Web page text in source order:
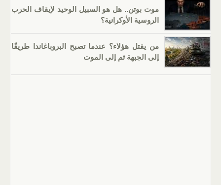
موت بوتن.. هل هو السبيل الوحيد لإيقاف الحرب
الروسية الأوكرانية؟
من يقتل هؤلاء؟ عندما تصبح البروباغاندا طريقًا
إلى الجبهة ثم إلى الموت